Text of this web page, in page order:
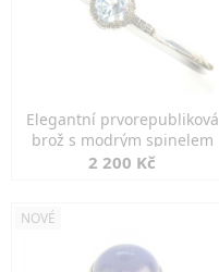
Elegantní prvorepubliková
brož s modrým spinelem
2 200 Kč
NOVÉ